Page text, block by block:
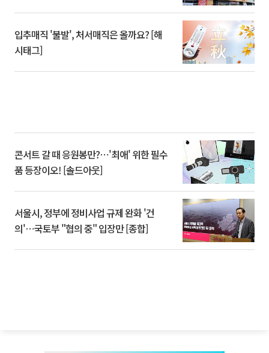
입추매직 '불발', 처서매직은 올까요? [해
시태그]
콘서트 갈 때 응원봉만?⋯'최애' 위한 필수
품 등장이오! [솔드아웃]
서울시, 정부에 정비사업 규제 완화 '건
의'⋯국토부 "협의 중" 입장만 [종합]